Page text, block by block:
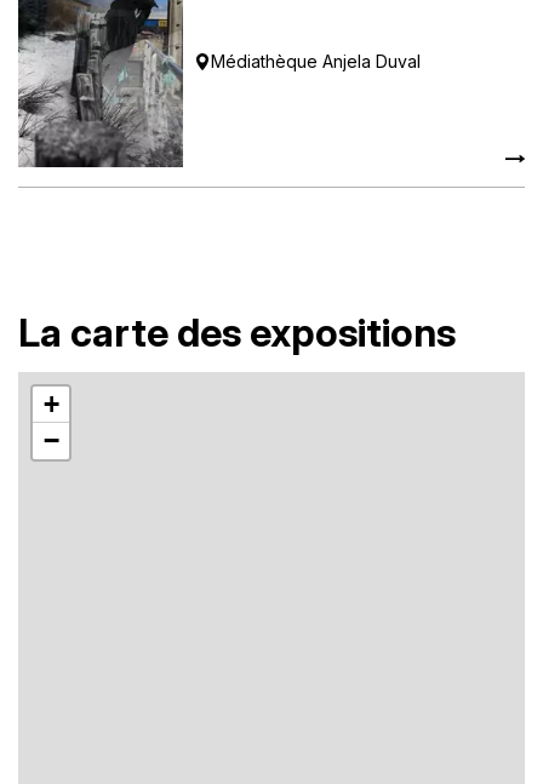
Médiathèque Anjela Duval
La carte des expositions
+
−